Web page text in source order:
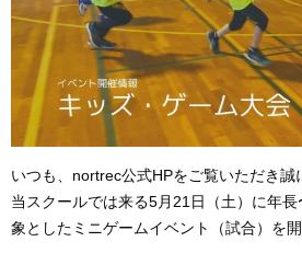
いつも、nortrec公式HPをご覧いただき誠
当スクールでは来る5月21日（土）に年
象としたミニゲームイベント（試合）を開